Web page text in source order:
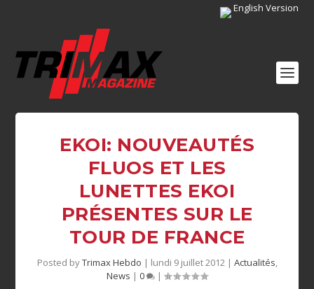
English Version
EKOI: NOUVEAUTÉS
FLUOS ET LES
LUNETTES EKOI
PRÉSENTES SUR LE
TOUR DE FRANCE
Posted byTrimax Hebdo | lundi 9 juillet 2012| Actualités,
News | 0 |